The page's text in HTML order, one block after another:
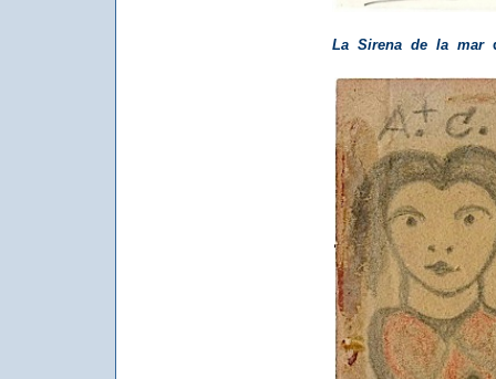
La Sirena de la mar